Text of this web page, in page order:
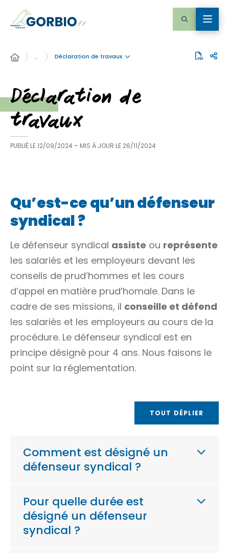
… Déclaration de travaux
Déclaration de
travaux
PUBLIÉ LE12/09/2024 – MIS À JOUR LE 26/11/2024
Qu’est-ce qu’un défenseur
syndical ?
Le défenseur syndical assiste ou représente
les salariés et les employeurs devant les
conseils de prud’hommes et les cours
d’appel en matière prud’homale. Dans le
cadre de ses missions, il conseille et défend
les salariés et les employeurs au cours de la
procédure. Le défenseur syndical est en
principe désigné pour 4 ans. Nous faisons le
point sur la réglementation.
TOUT DÉPLIER
Comment est désigné un
défenseur syndical ?
Pour quelle durée est
désigné un défenseur
syndical ?